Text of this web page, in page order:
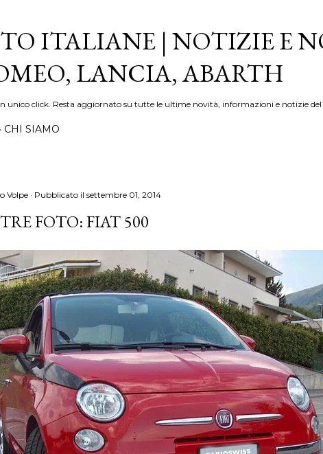
ITALIANE | NOTIZIE E
LANCIA, ABARTH
unico click. Resta aggiornato su tutte le ultime novità, informazioni e notizie
CHI SIAMO
Volpe Pubblicato il settembre 01, 2014
FOTO: FIAT 500